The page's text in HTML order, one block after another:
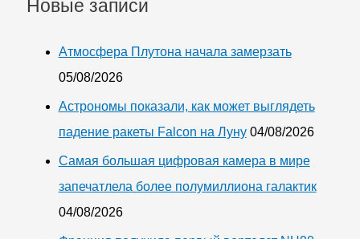
Новые записи
Атмосфера Плутона начала замерзать
05/08/2026
Астрономы показали, как может выглядеть
падение ракеты Falcon на Луну 04/08/2026
Самая большая цифровая камера в мире
запечатлела более полумиллиона галактик
04/08/2026